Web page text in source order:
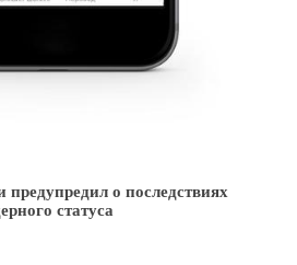
о последствиях
статуса